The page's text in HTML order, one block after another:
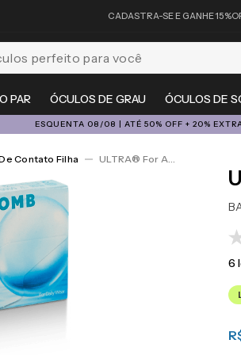
CADASTRA-SE E GANHE
PAR ÓCULOS DE GRAU ÓCULOS DE
para você
ESQUENTA 08/08 | ATÉ 50% OFF + 20%
Contato Filha ULTRA® For Astigmatism 6
6